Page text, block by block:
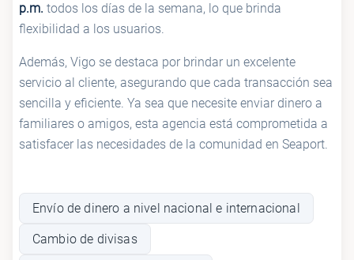
p.m. todos los días de la semana, lo que brinda
flexibilidad a los usuarios.
Además, Vigo se destaca por brindar un excelente
servicio al cliente, asegurando que cada transacción sea
sencilla y eficiente. Ya sea que necesite enviar dinero a
familiares o amigos, esta agencia está comprometida a
satisfacer las necesidades de la comunidad en Seaport.
Envío de dinero a nivel nacional e internacional
Cambio de divisas